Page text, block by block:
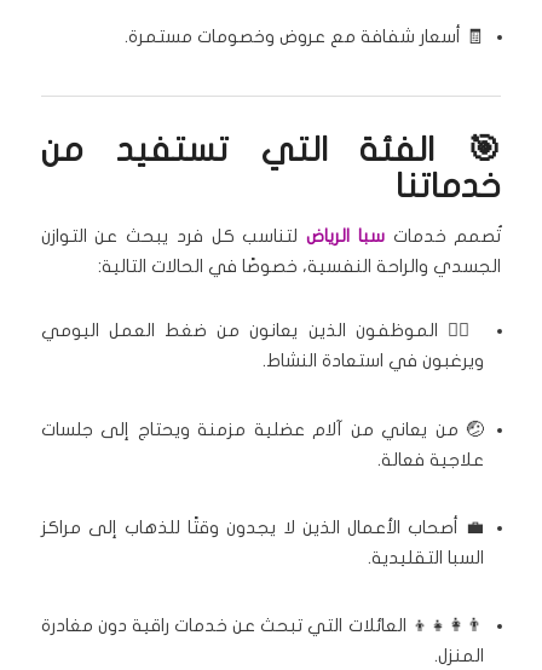
🧾 أسعار شفافة مع عروض وخصومات مستمرة.
🎯 الفئة التي تستفيد من
خدماتنا
تُصمم خدماتسبا الرياضلتناسب كل فرد يبحث عن التوازن
الجسدي والراحة النفسية، خصوصًا في الحالات التالية:
🧘‍♂️ الموظفون الذين يعانون من ضغط العمل اليومي
ويرغبون في استعادة النشاط.
🤕 من يعاني من آلام عضلية مزمنة ويحتاج إلى جلسات
علاجية فعالة.
💼 أصحاب الأعمال الذين لا يجدون وقتًا للذهاب إلى مراكز
السبا التقليدية.
👨‍👩‍👧‍👦 العائلات التي تبحث عن خدمات راقية دون مغادرة
المنزل.